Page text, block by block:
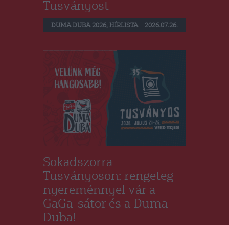
Tusványost
DUMA DUBA 2026, HÍRLISTA 2026.07.26.
Sokadszorra
Tusványoson: rengeteg
nyereménnyel vár a
GaGa-sátor és a Duma
Duba!